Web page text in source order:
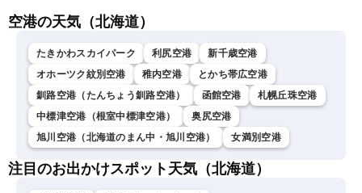
小川千奈／芳野達郎〉
空港の天気（北海道）
たきかわスカイパーク 利尻空港
新千歳空港
オホーツク紋別空港
稚内空港
とかち帯広空港
釧路空港（たんちょう釧路空港）
函館空港
札幌丘珠空港
中標津空港（根室中標津空港）
奥尻空港
旭川空港（北海道のまん中・旭川空港）
女満別空港
注目のお出かけスポット天気（北海道）